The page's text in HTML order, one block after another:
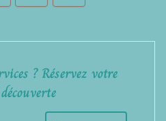
? Réservez votre